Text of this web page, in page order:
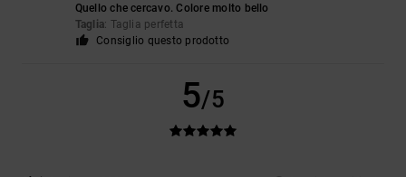
Quello che cercavo. Colore molto bello
Taglia: Taglia perfetta
Consiglio questo prodotto
5/5